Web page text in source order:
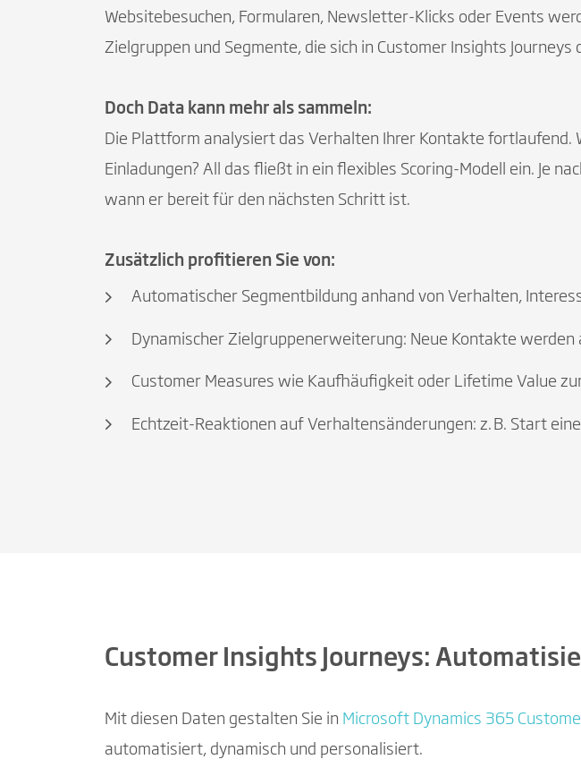
Websitebesuchen, Formularen, Newsletter-Klicks oder Events
Zielgruppen und Segmente, die sich in Customer Insights
Doch Data kann mehr als sammeln:
Die Plattform analysiert das Verhalten Ihrer Kontakte
Einladungen? All das fließt in ein flexibles Scoring-Modell ein. Je
wann er bereit für den nächsten Schritt ist.
Zusätzlich profitieren Sie von:
Automatischer Segmentbildung anhand von Verhalten,
Dynamischer Zielgruppenerweiterung: Neue Kontakte
Customer Measures wie Kaufhäufigkeit oder Lifetime Value
Echtzeit-Reaktionen auf Verhaltensänderungen: z. B. Start
Customer Insights Journeys:
Mit diesen Daten gestalten Sie in Microsoft Dynamics 365
automatisiert, dynamisch und personalisiert.